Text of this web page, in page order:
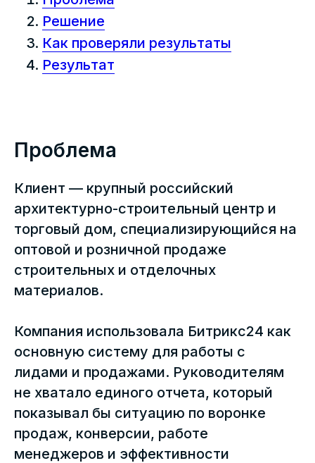
Решение
Как проверяли результаты
Результат
Проблема
Клиент — крупный российский
архитектурно-строительный центр и
торговый дом, специализирующийся на
оптовой и розничной продаже
строительных и отделочных
материалов.
Компания использовала Битрикс24 как
основную систему для работы с
лидами и продажами. Руководителям
не хватало единого отчета, который
показывал бы ситуацию по воронке
продаж, конверсии, работе
менеджеров и эффективности